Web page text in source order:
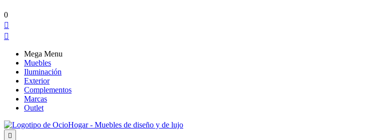
0


Mega Menu
Muebles
Iluminación
Exterior
Complementos
Marcas
Outlet
